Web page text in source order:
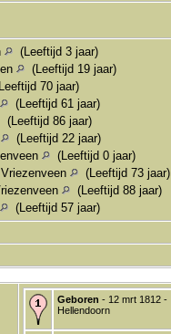
(Leeftijd 3 jaar)
(Leeftijd 19 jaar)
70 jaar)
(Leeftijd 61 jaar)
(Leeftijd 86 jaar)
(Leeftijd 22 jaar)
(Leeftijd 0 jaar)
(Leeftijd 73 jaar)
(Leeftijd 88 jaar)
(Leeftijd 57 jaar)
Geboren - 12 mrt 1812 -
Hellendoorn